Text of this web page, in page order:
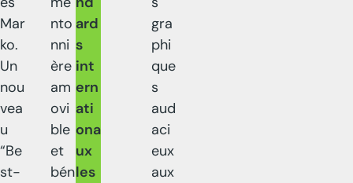
Mar
ko.
Un
nou
vea
u
“Be
st-
nto
nni
ère
am
ovi
ble
et
bén
ard
s
int
ern
ati
ona
ux
les
gra
phi
que
s
aud
aci
eux
aux